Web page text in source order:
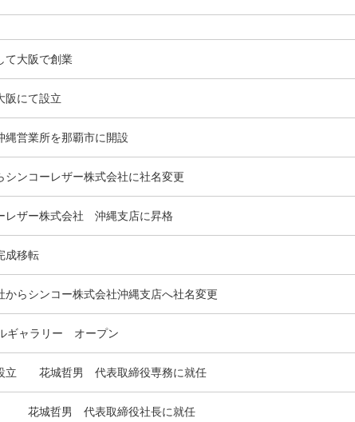
て大阪で創業
阪にて設立
営業所を那覇市に開設
シンコーレザー株式会社に社名変更
レザー株式会社 沖縄支店に昇格
成移転
からシンコー株式会社沖縄支店へ社名変更
ギャラリー オープン
設立 花城哲男 代表取締役専務に就任
花城哲男 代表取締役社長に就任